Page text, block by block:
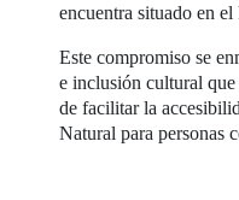
encuentra situado en
Este compromiso se
e inclusión cultural
de facilitar la
Natural para personas